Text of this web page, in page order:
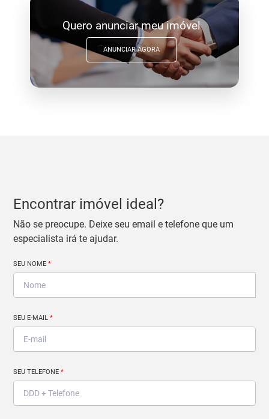
Quero anunciar meu imóvel
ANUNCIAR AGORA
Encontrar imóvel ideal?
Não se preocupe. Deixe seu email e telefone que um
especialista irá te ajudar.
SEU NOME*
SEU E-MAIL*
SEU TELEFONE*